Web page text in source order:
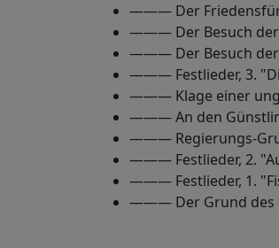
——— Der
——— Der Besuch der
——— Der Besuch der
——— Festlieder, 3.
——— Klage einer
——— An den
——— Regierungs-
——— Festlieder, 2.
——— Festlieder, 1.
——— Der Grund des